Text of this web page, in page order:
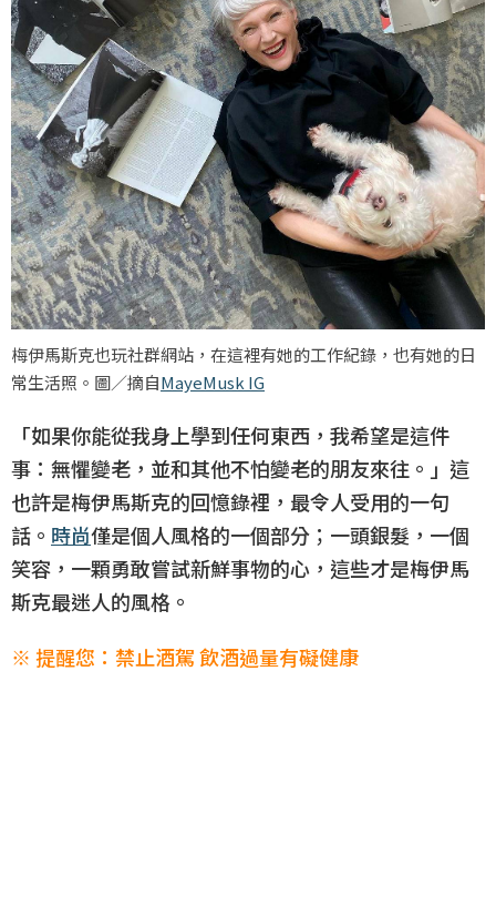
梅伊馬斯克也玩社群網站，在這裡有她的工作紀錄，也有她的日
常生活照。圖／摘自MayeMusk IG
「如果你能從我身上學到任何東西，我希望是這件
事：無懼變老，並和其他不怕變老的朋友來往。」這
也許是梅伊馬斯克的回憶錄裡，最令人受用的一句
話。 時尚僅是個人風格的一個部分；一頭銀髮，一個
笑容，一顆勇敢嘗試新鮮事物的心，這些才是梅伊馬
斯克最迷人的風格。
※ 提醒您：禁止酒駕 飲酒過量有礙健康